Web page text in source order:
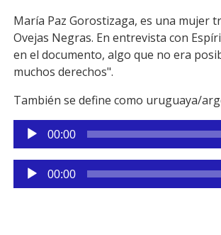
Facebook
Email
Copy
María Paz Gorostizaga, es una mujer
Ovejas Negras. En entrevista con
en el documento, algo que no era
muchos derechos".
También se define como uruguaya/
Reproductor
de
audio
00:00
Reproductor
de
00:00